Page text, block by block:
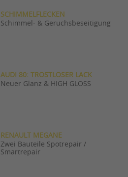
SCHIMMELFLECKEN
Schimmel- & Geruchsbeseitigung
AUDI 80: TROSTLOSER LACK
Neuer Glanz & HIGH GLOSS
RENAULT MEGANE
Zwei Bauteile Spotrepair /
Smartrepair